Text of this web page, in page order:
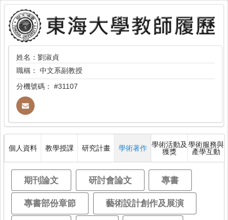
姓名：劉淑貞
職稱： 中文系副教授
分機號碼： #31107
個人資料 教學授課 研究計畫 學術著作 學術活動及
獲獎
學術服務與
產學互動
期刊論文 研討會論文 專書
專書部份章節 藝術設計創作及展演